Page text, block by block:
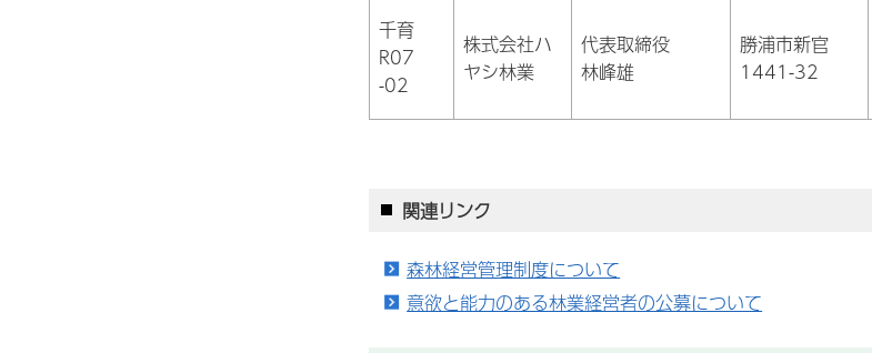
千育
R07
-02
株式会社ハ
ヤシ林業
代表取締役
林峰雄
勝浦市新官
1441-32
関連リンク
森林経営管理制度について
意欲と能力のある林業経営者の公募について